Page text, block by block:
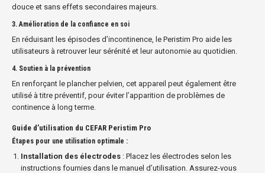
douce et sans effets secondaires majeurs.
3.Amélioration de la confiance en soi
En réduisant les épisodes d’incontinence, le Peristim Pro aide les
utilisateurs à retrouver leur sérénité et leur autonomie au quotidien.
4. Soutien à la prévention
En renforçant le plancher pelvien, cet appareil peut également être
utilisé à titre préventif, pour éviter l’apparition de problèmes de
continence à long terme.
Guide d’utilisation du CEFAR Peristim Pro
Étapes pour une utilisation optimale :
Installation des électrodes : Placez les électrodes selon les
instructions fournies dans le manuel d’utilisation. Assurez-vous